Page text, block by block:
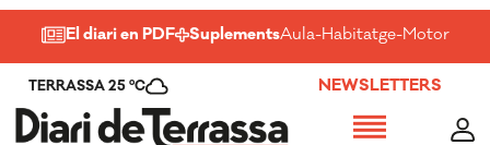
El diari en PDF SuplementsAula-Habitatge-Motor-
TERRASSA 25 ºC NEWSLETTERS